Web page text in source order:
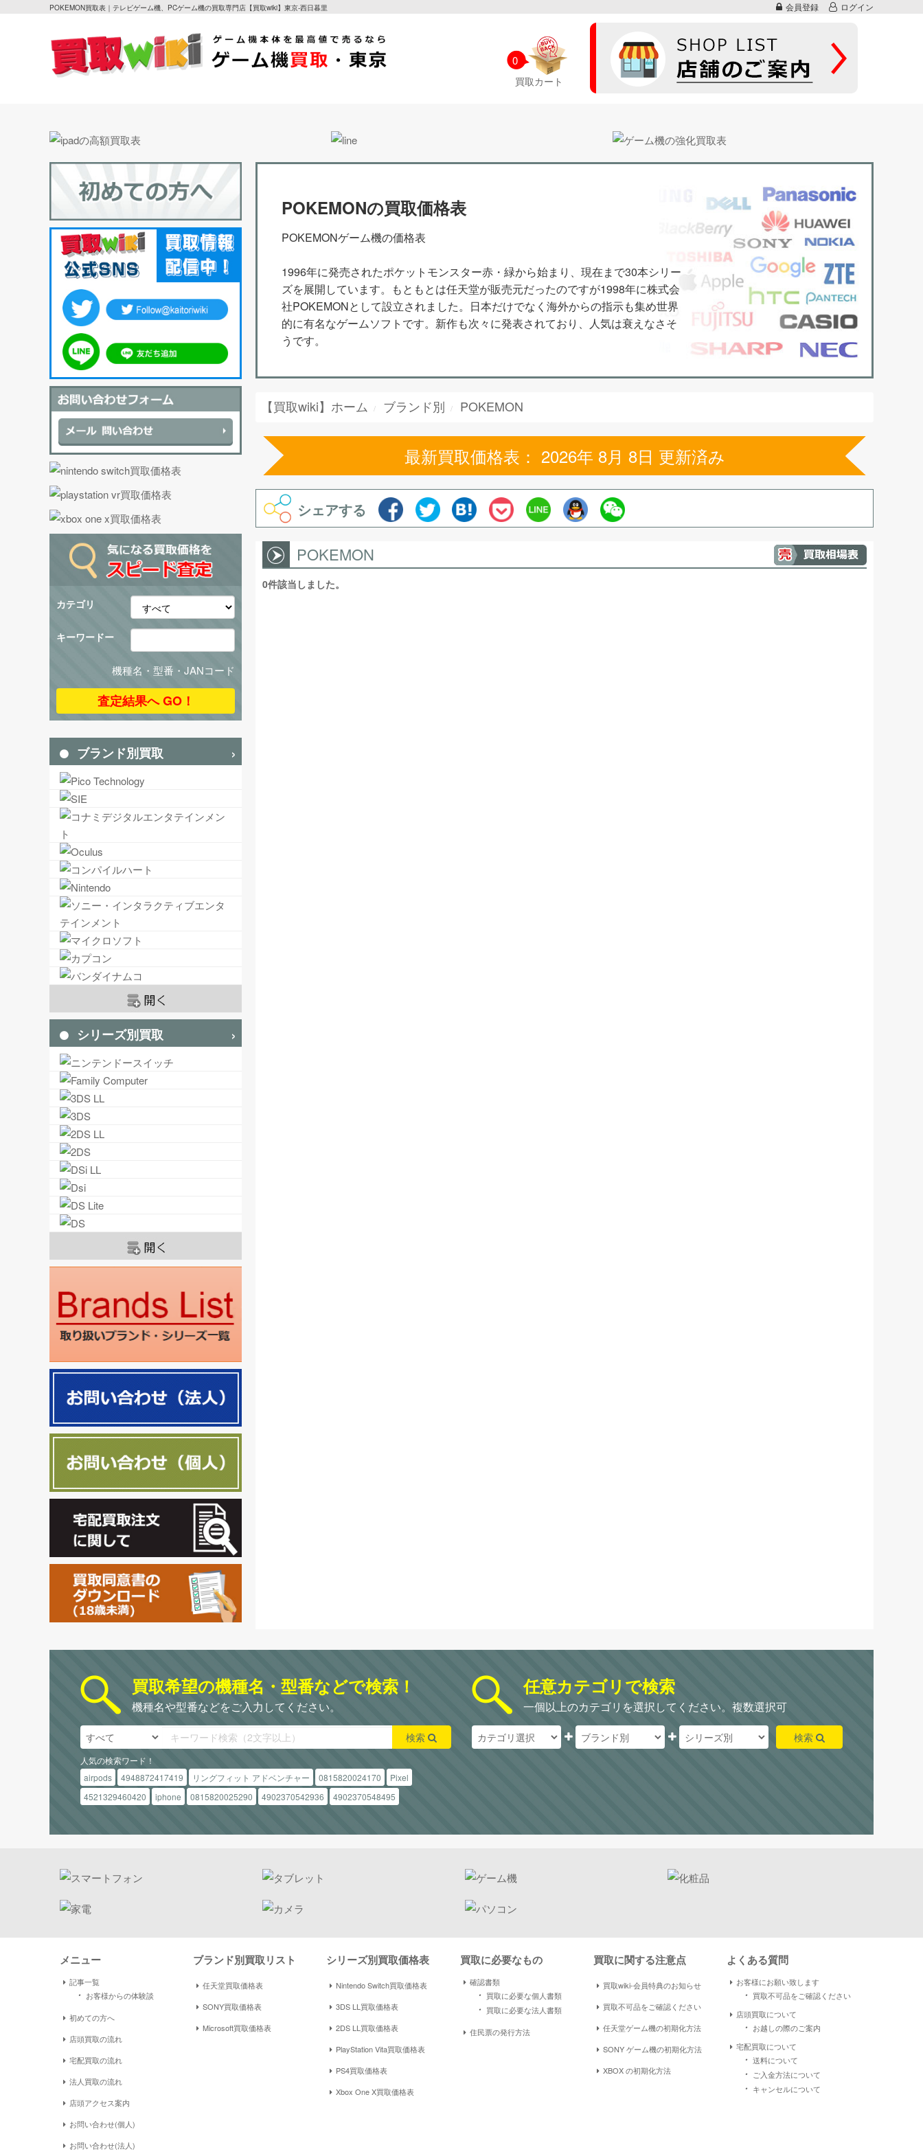
POKEMON買取表｜テレビゲーム機、PCゲーム機の買取専門店【買取wiki】東京-西日暮里 会員登録 ログイン
0
買取カート
カテゴリ
キーワードー
機種名・型番・JANコード
ブランド別買取
シリーズ別買取
POKEMONの買取価格表
POKEMONゲーム機の価格表
1996年に発売されたポケットモンスター赤・緑から始まり、現在まで30本シリー
ズを展開しています。もともとは任天堂が販売元だったのですが1998年に株式会
社POKEMONとして設立されました。日本だけでなく海外からの指示も集め世界
的に有名なゲームソフトです。新作も次々に発表されており、人気は衰えなさそ
うです。
【買取wiki】ホーム ブランド別 POKEMON
最新買取価格表： 2026年 8月 8日 更新済み
シェアする
POKEMON
0件該当しました。
買取希望の機種名・型番などで検索！
機種名や型番などをご入力してください。
検索
人気の検索ワード！
airpods
4948872417419 リングフィット アドベンチャー 0815820024170
Pixel
4521329460420
iphone 0815820025290 4902370542936 4902370548495
任意カテゴリで検索
一個以上のカテゴリを選択してください。複数選択可
検索
メニュー
記事一覧
・ お客様からの体験談
初めての方へ
店頭買取の流れ
宅配買取の流れ
法人買取の流れ
店頭アクセス案内
お問い合わせ(個人)
お問い合わせ(法人)
ブランド別買取リスト
任天堂買取価格表
SONY買取価格表
Microsoft買取価格表
シリーズ別買取価格表
Nintendo Switch買取価格表
3DS LL買取価格表
2DS LL買取価格表
PlayStation Vita買取価格表
PS4買取価格表
Xbox One X買取価格表
買取に必要なもの
確認書類
・ 買取に必要な個人書類
・ 買取に必要な法人書類
住民票の発行方法
買取に関する注意点
買取wiki-会員特典のお知らせ
買取不可品をご確認ください
任天堂ゲーム機の初期化方法
SONY ゲーム機の初期化方法
XBOX の初期化方法
よくある質問
お客様にお願い致します
・ 買取不可品をご確認ください
店頭買取について
・ お越しの際のご案内
宅配買取について
・ 送料について
・ ご入金方法について
・ キャンセルについて